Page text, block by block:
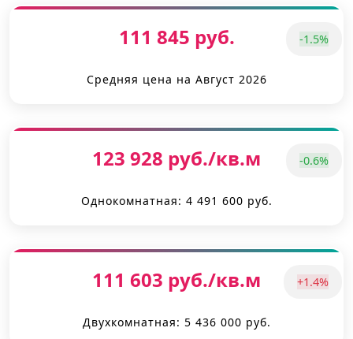
111 845 руб. -1.5%
Средняя цена на Август 2026
123 928 руб./кв.м -0.6%
Однокомнатная: 4 491 600 руб.
111 603 руб./кв.м +1.4%
Двухкомнатная: 5 436 000 руб.